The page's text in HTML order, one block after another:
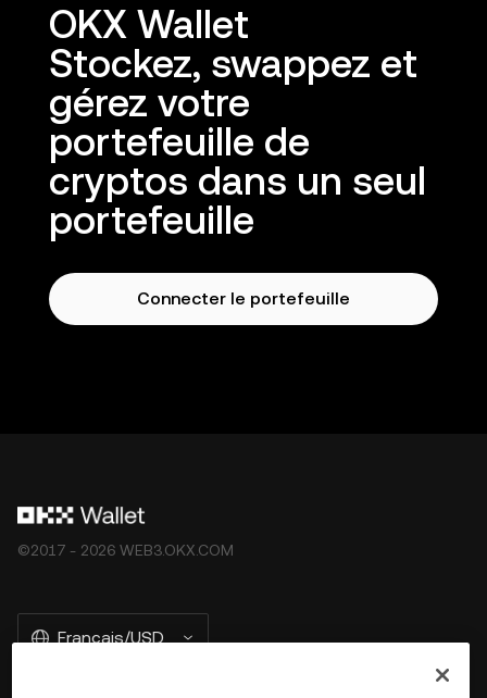
OKX Wallet
Stockez, swappez et
gérez votre
portefeuille de
cryptos dans un seul
portefeuille
Connecter le portefeuille
©2017 - 2026 WEB3.OKX.COM
Français/USD